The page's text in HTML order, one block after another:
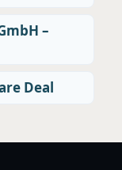
–
Deal